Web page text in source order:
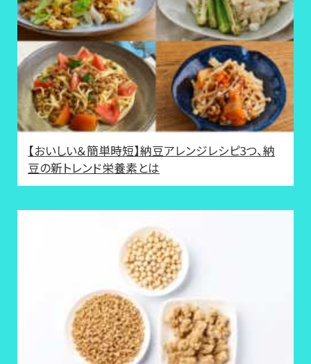
【おいしい＆簡単時短】納豆アレンジレシピ3つ、納
豆の新トレンド栄養素とは